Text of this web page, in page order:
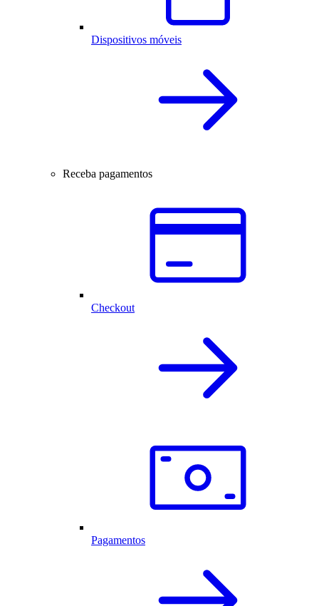
Dispositivos móveis
Receba pagamentos
Checkout
Pagamentos